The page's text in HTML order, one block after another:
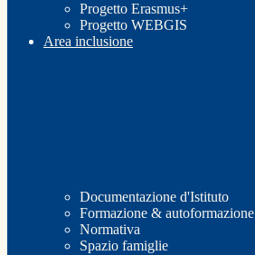
Progetto Erasmus+
Progetto WEBGIS
Area inclusione
Documentazione d'Istituto
Formazione & autoformazione
Normativa
Spazio famiglie